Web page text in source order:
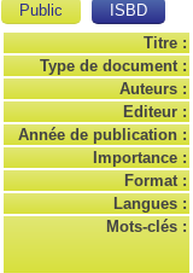
Public
ISBD
Titre :
Type de document :
Auteurs :
Editeur :
Année de publication :
Importance :
Format :
Langues :
Mots-clés :